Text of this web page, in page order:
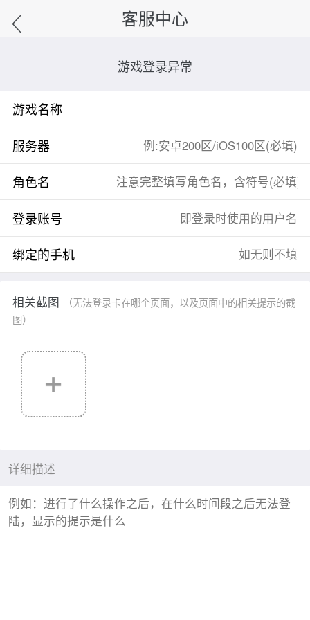
客服中心
游戏登录异常
游戏名称
服务器
角色名
登录账号
绑定的手机
相关截图
（无法登录卡在哪个页面，以及页面中的相关提示的截
图）
详细描述